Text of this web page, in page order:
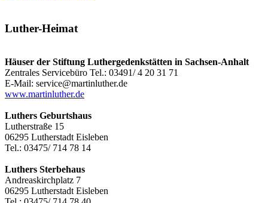
Luther-Heimat
Häuser der Stiftung Luthergedenkstätten in Sachsen-Anhalt
Zentrales Servicebüro Tel.: 03491/ 4 20 31 71
E-Mail: service@martinluther.de
www.martinluther.de
Luthers Geburtshaus
Lutherstraße 15
06295 Lutherstadt Eisleben
Tel.: 03475/ 714 78 14
Luthers Sterbehaus
Andreaskirchplatz 7
06295 Lutherstadt Eisleben